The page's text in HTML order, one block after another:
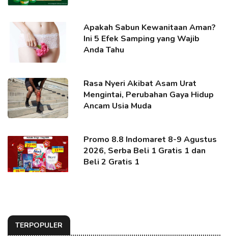
Apakah Sabun Kewanitaan Aman?
Ini 5 Efek Samping yang Wajib
Anda Tahu
Rasa Nyeri Akibat Asam Urat
Mengintai, Perubahan Gaya Hidup
Ancam Usia Muda
Promo 8.8 Indomaret 8-9 Agustus
2026, Serba Beli 1 Gratis 1 dan
Beli 2 Gratis 1
TERPOPULER